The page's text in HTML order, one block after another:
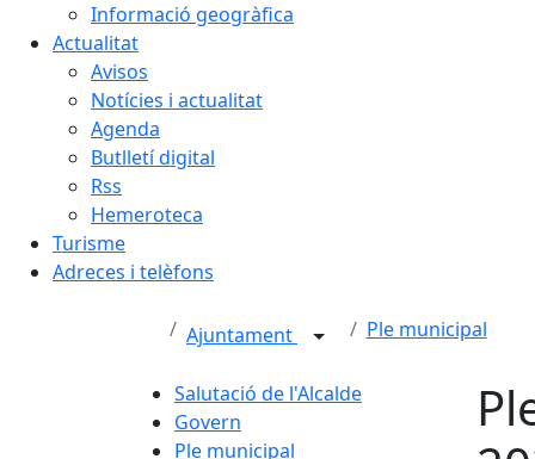
Informació geogràfica
Actualitat
Avisos
Notícies i actualitat
Agenda
Butlletí digital
Rss
Hemeroteca
Turisme
Adreces i telèfons
Ajuntament Ple municipal
Salutació de l'Alcalde
Govern
Ple municipal